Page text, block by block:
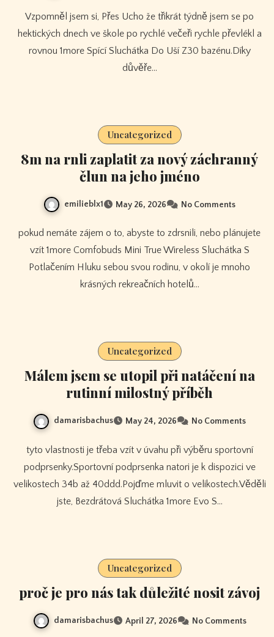
Vzpomněl jsem si, Přes Ucho že třikrát týdně jsem se po
hektických dnech ve škole po rychlé večeři rychle převlékl a
rovnou 1more Spící Sluchátka Do Uší Z30 bazénu.Díky
důvěře…
Uncategorized
8m na rnli zaplatit za nový záchranný
člun na jeho jméno
emilieblx1 May 26, 2026 No Comments
pokud nemáte zájem o to, abyste to zdrsnili, nebo plánujete
vzít 1more Comfobuds Mini True Wireless Sluchátka S
Potlačením Hluku sebou svou rodinu, v okolí je mnoho
krásných rekreačních hotelů…
Uncategorized
Málem jsem se utopil při natáčení na
rutinní milostný příběh
damarisbachus May 24, 2026 No Comments
tyto vlastnosti je třeba vzít v úvahu při výběru sportovní
podprsenky.Sportovní podprsenka natori je k dispozici ve
velikostech 34b až 40ddd.Pojďme mluvit o velikostech.Věděli
jste, Bezdrátová Sluchátka 1more Evo S…
Uncategorized
proč je pro nás tak důležité nosit závoj
damarisbachus April 27, 2026 No Comments